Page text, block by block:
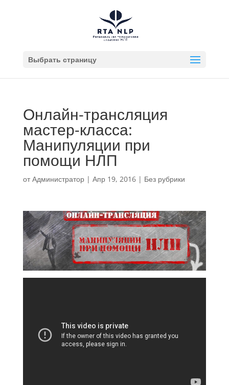
Выбрать страницу
Онлайн-трансляция
мастер-класса:
Манипуляции при
помощи НЛП
отАдминистратор| Апр 19, 2016| Без рубрики